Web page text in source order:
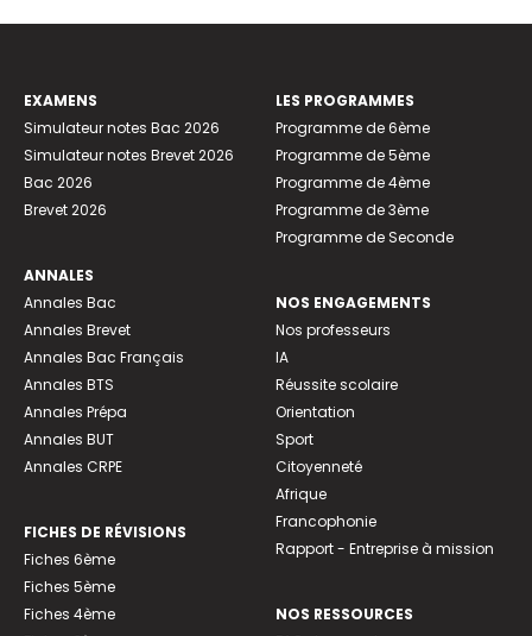
EXAMENS
Simulateur notes Bac 2026
Simulateur notes Brevet 2026
Bac 2026
Brevet 2026
ANNALES
Annales Bac
Annales Brevet
Annales Bac Français
Annales BTS
Annales Prépa
Annales BUT
Annales CRPE
FICHES DE RÉVISIONS
Fiches 6ème
Fiches 5ème
Fiches 4ème
LES PROGRAMMES
Programme de 6ème
Programme de 5ème
Programme de 4ème
Programme de 3ème
Programme de Seconde
NOS ENGAGEMENTS
Nos professeurs
IA
Réussite scolaire
Orientation
Sport
Citoyenneté
Afrique
Francophonie
Rapport - Entreprise à mission
NOS RESSOURCES